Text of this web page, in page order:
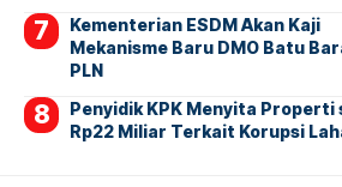
Kementerian ESDM Akan Kaji
Mekanisme Baru DMO Batu
PLN
Penyidik KPK Menyita Properti
Rp22 Miliar Terkait Korupsi